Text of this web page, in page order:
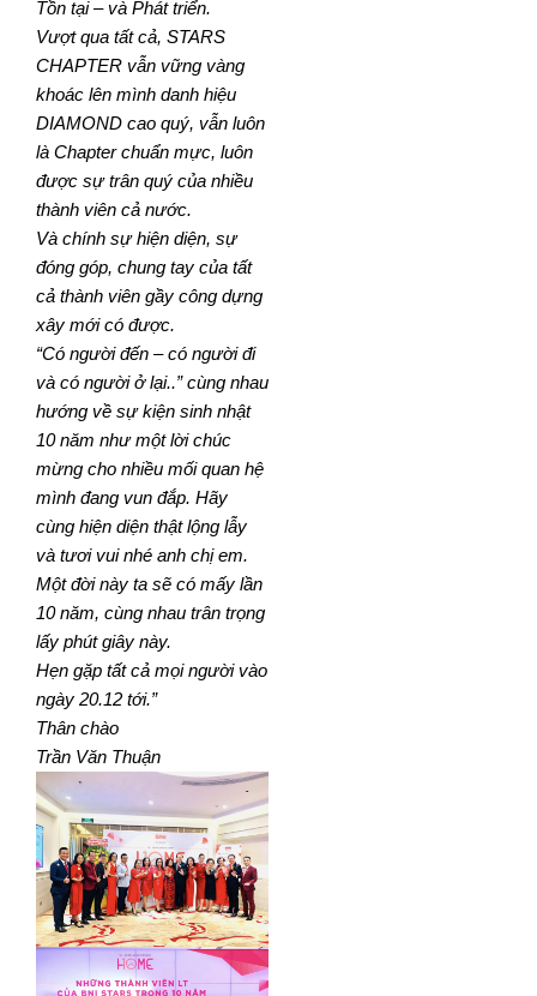
Tồn tại – và Phát triển.
Vượt qua tất cả, STARS
CHAPTER vẫn vững vàng
khoác lên mình danh hiệu
DIAMOND cao quý, vẫn luôn
là Chapter chuẩn mực, luôn
được sự trân quý của nhiều
thành viên cả nước.
Và chính sự hiện diện, sự
đóng góp, chung tay của tất
cả thành viên gầy công dựng
xây mới có được.
“Có người đến – có người đi
và có người ở lại..” cùng nhau
hướng về sự kiện sinh nhật
10 năm như một lời chúc
mừng cho nhiều mối quan hệ
mình đang vun đắp. Hãy
cùng hiện diện thật lộng lẫy
và tươi vui nhé anh chị em.
Một đời này ta sẽ có mấy lần
10 năm, cùng nhau trân trọng
lấy phút giây này.
Hẹn gặp tất cả mọi người vào
ngày 20.12 tới.”
Thân chào
Trần Văn Thuận